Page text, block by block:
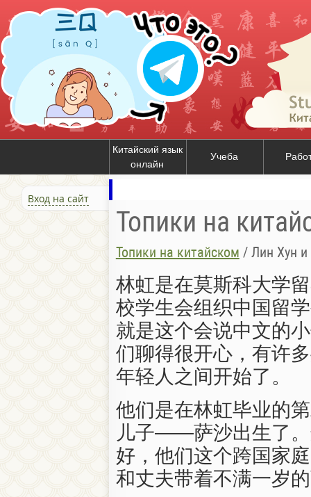
Китайский язык
онлайн
Учеба
Вход на сайт
Топики на
Топики на китайском / Лин Хун
林虹是在莫斯科大学
校学生会组织中国留
就是这个会说中文的
们聊得很开心，有许
年轻人之间开始了。
他们是在林虹毕业的
儿子——萨沙出生了
好，他们这个跨国家
和丈夫带着不满一岁